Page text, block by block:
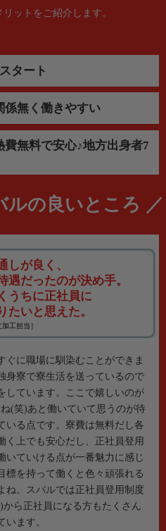
ットをご紹介します。
タート
係無く働きやすい
費無料で安心♪地方出身者7
ルの良いところ ／
しが良く、
遇だったのが決め手。
うちに正社員に
たいと思えた。
加工担当］
ぐに職場に馴染むことができま
身寮で寮生活を送っているので
しています。ここで嬉しいのが
(笑)あと働いていて思うのが待
いる点です。寮費は無料だし各
く上でも安心だし、正社員登用
いていける点が一番魅力に感じ
標を持って働くと色々頑張れる
ね。スバルでは正社員登用制度
ら正社員になる方もたくさん
います。